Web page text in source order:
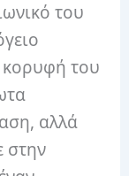
του
του
αλλά
στην